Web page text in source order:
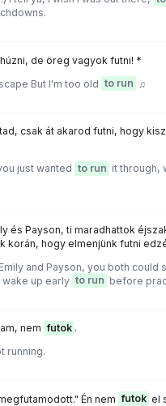
de öreg vagyok futni! *
But I'm too old to run ♫
csak át akarod futni, hogy
just wanted to run it through,
és Payson, ti maradhattok
korán, hogy elmenjünk futni
and Payson, you both could
wake up early to run before
nem futok .
running.
Én nem futok el